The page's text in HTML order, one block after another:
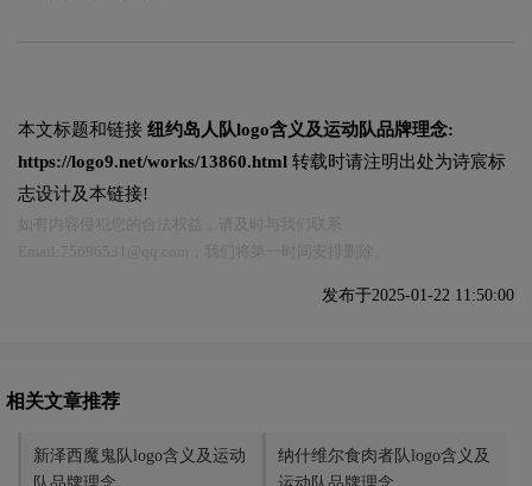
本文标题和链接 纽约岛人队logo含义及运动队品牌理念:
https://logo9.net/works/13860.html 转载时请注明出处为诗宸标
志设计及本链接!
发布于2025-01-22 11:50:00
相关文章推荐
新泽西魔鬼队logo含义及运动
纳什维尔食肉者队logo含义及